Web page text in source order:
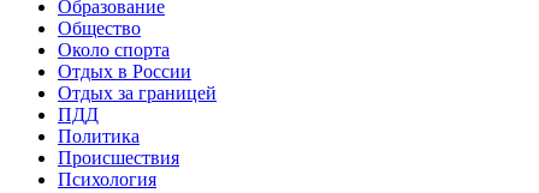
Образование
Общество
Около спорта
Отдых в России
Отдых за границей
ПДД
Политика
Происшествия
Психология